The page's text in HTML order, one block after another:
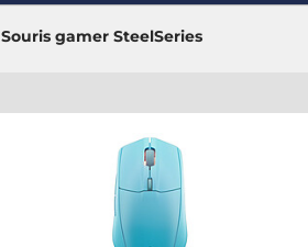
Souris gamer SteelSeries